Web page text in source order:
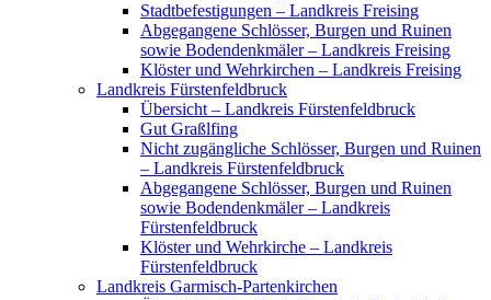
Stadtbefestigungen – Landkreis Freising
Abgegangene Schlösser, Burgen und Ruinen
sowie Bodendenkmäler – Landkreis Freising
Klöster und Wehrkirchen – Landkreis Freising
Landkreis Fürstenfeldbruck
Übersicht – Landkreis Fürstenfeldbruck
Gut Graßlfing
Nicht zugängliche Schlösser, Burgen und Ruinen
– Landkreis Fürstenfeldbruck
Abgegangene Schlösser, Burgen und Ruinen
sowie Bodendenkmäler – Landkreis
Fürstenfeldbruck
Klöster und Wehrkirche – Landkreis
Fürstenfeldbruck
Landkreis Garmisch-Partenkirchen